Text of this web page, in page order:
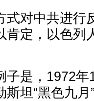
式对中共进行
肯定，以色列
子是，1972
坦“黑色九